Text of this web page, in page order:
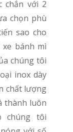
chắn với 2
chọn phù
sao cho
bánh mì
chúng tôi
inox dày
chất lượng
thành luôn
chúng tôi